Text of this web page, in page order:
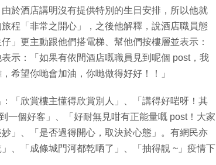
於酒店講明沒有提供特別的生日安排，所以他就
程「非常之開心」，之後他解釋，說酒店職員態
」更主動跟他們搭電梯、幫他們按樓層並表示：
示：「如果有依間酒店嘅職員見到呢個 post，我
希望你哋會加油，你哋做得好好！！」
「欣賞樓主懂得欣賞別人」、「講得好啱呀！其
一個好客」、「好耐無見咁有正能量嘅 post！大家
」、「是否過得開心，取決於心態」。有網民亦
、「成條城門河都乾哂了」、「抽得靚 ~」疫情下